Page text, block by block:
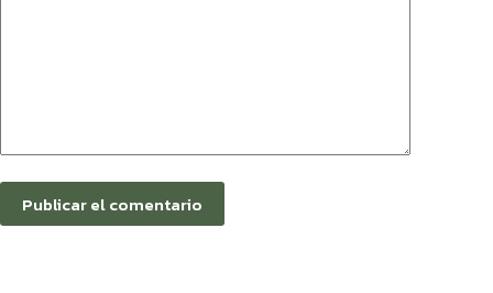
Publicar el comentario